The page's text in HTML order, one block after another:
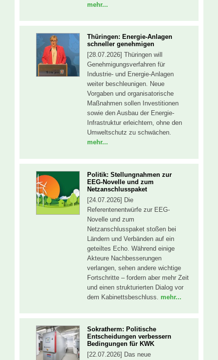
mehr...
Thüringen: Energie-Anlagen
schneller genehmigen
[28.07.2026] Thüringen will
Genehmigungsverfahren für
Industrie- und Energie-Anlagen
weiter beschleunigen. Neue
Vorgaben und organisatorische
Maßnahmen sollen Investitionen
sowie den Ausbau der Energie-
Infrastruktur erleichtern, ohne den
Umweltschutz zu schwächen.
mehr...
Politik: Stellungnahmen zur
EEG-Novelle und zum
Netzanschlusspaket
[24.07.2026] Die
Referentenentwürfe zur EEG-
Novelle und zum
Netzanschlusspaket stoßen bei
Ländern und Verbänden auf ein
geteiltes Echo. Während einige
Akteure Nachbesserungen
verlangen, sehen andere wichtige
Fortschritte – fordern aber mehr Zeit
und einen strukturierten Dialog vor
dem Kabinettsbeschluss. mehr...
Sokratherm: Politische
Entscheidungen verbessern
Bedingungen für KWK
[22.07.2026] Das neue